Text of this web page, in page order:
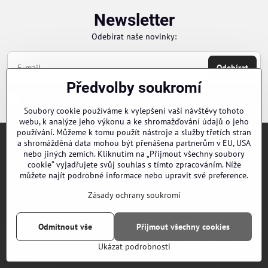
Newsletter
Odebírat naše novinky:
Odebírat
Chci se přihlásit k odběru novinek e-mailem
Objednávky
Kontakty
Naši distributoři
©2026CopyrightPředvolby soukromíZásady ochrany soukromí
Vytvořeno systémem:ByznysWeb.cz
Předvolby soukromí
Soubory cookie používáme k vylepšení vaší návštěvy tohoto
webu, k analýze jeho výkonu a ke shromažďování údajů o jeho
používání. Můžeme k tomu použít nástroje a služby třetích stran
a shromážděná data mohou být přenášena partnerům v EU, USA
nebo jiných zemích. Kliknutím na „Přijmout všechny soubory
cookie“ vyjadřujete svůj souhlas s tímto zpracováním. Níže
můžete najít podrobné informace nebo upravit své preference.
Zásady ochrany soukromí
Ukázat podrobnosti
Přijmout všechny cookies
Odmítnout vše